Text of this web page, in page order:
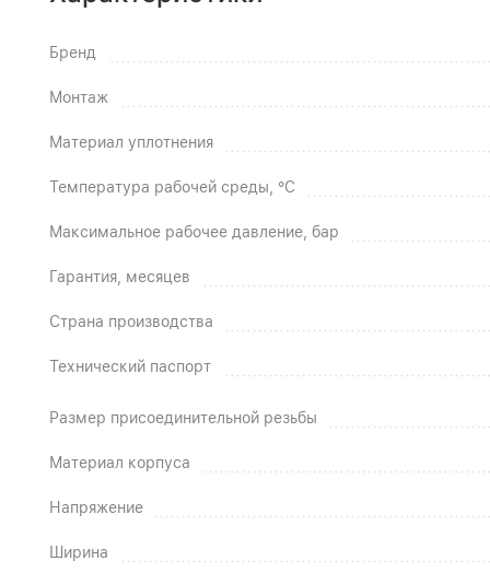
Бренд
Монтаж
Материал уплотнения
Температура рабочей среды, °C
Максимальное рабочее давление, бар
Гарантия, месяцев
Страна производства
Технический паспорт
Размер присоединительной резьбы
Материал корпуса
Напряжение
Ширина